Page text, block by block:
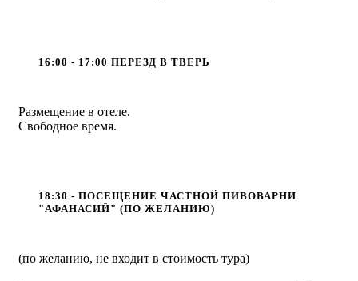
16:00 - 17:00 ПЕРЕЗД В ТВЕРЬ
Размещение в отеле.
Свободное время.
18:30 - ПОСЕЩЕНИЕ ЧАСТНОЙ ПИВОВАРНИ
"АФАНАСИЙ" (ПО ЖЕЛАНИЮ)
(по желанию, не входит в стоимость тура)